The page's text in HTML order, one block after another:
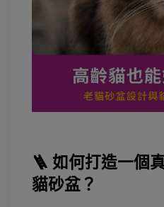
🪜 如何打造一個
貓砂盆？